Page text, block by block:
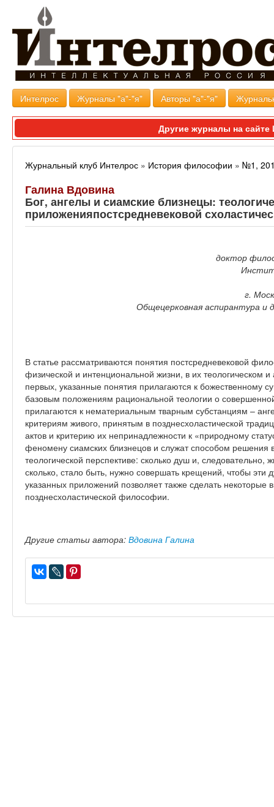
Интелрос Журналы "а"-"я" Авторы "а"-"я"
Другие журналы на
Журнальный клуб Интелрос » История философии » №1,
Галина Вдовина
Бог, ангелы и сиамские близнецы:
приложенияпостсредневековой
доктор
г.
Общецерковная аспирантура и
В статье рассматриваются понятия постсредневековой
физической и интенциональной жизни, в их теологическом
первых, указанные понятия прилагаются к божественному
базовым положениям рациональной теологии о
прилагаются к нематериальным тварным субстанциям –
критериям живого, принятым в позднесхоластической
актов и критерию их непринадлежности к «природному
феномену сиамских близнецов и служат способом
теологической перспективе: сколько душ и, следовательно,
сколько, стало быть, нужно совершать крещений, чтобы эти
указанных приложений позволяет также сделать некоторые
позднесхоластической философии.
Другие статьи автора: Вдовина Галина